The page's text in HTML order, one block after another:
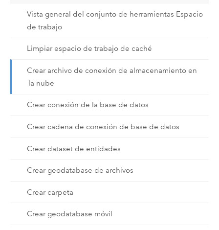
Vista general del conjunto de herramientas Espacio
de trabajo
Limpiar espacio de trabajo de caché
Crear archivo de conexión de almacenamiento en
la nube
Crear conexión de la base de datos
Crear cadena de conexión de base de datos
Crear dataset de entidades
Crear geodatabase de archivos
Crear carpeta
Crear geodatabase móvil